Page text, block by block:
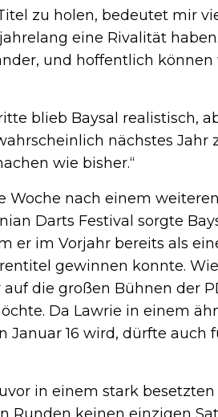
zu holen, bedeutet mir
eine Rivalität
und hoffentlich können
blieb Baysal realistisch,
nächstes Jahr
wie bisher.“
Woche nach einem
Darts Festival sorgte
er im Vorjahr bereits als
gewinnen konnte.
die großen Bühnen der
Da Lawrie in einem
16 wird, dürfte auch
in einem stark besetzten